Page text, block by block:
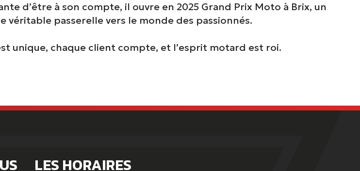
d’être à son compte, il ouvre en 2025 Grand Prix Moto à Brix, un
véritable passerelle vers le monde des passionnés.
unique, chaque client compte, et l’esprit motard est roi.
LES HORAIRES